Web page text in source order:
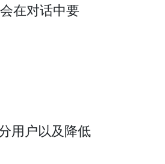
在对话中要
用户以及降低